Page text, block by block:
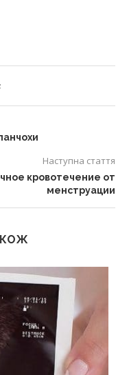
Наступна стаття
кровотечение от
менструации